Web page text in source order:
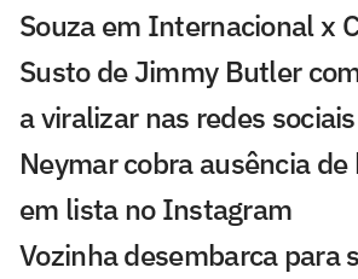
Souza em Internacional x
Susto de Jimmy Butler
a viralizar nas redes sociais
Neymar cobra ausência
em lista no Instagram
Vozinha desembarca para